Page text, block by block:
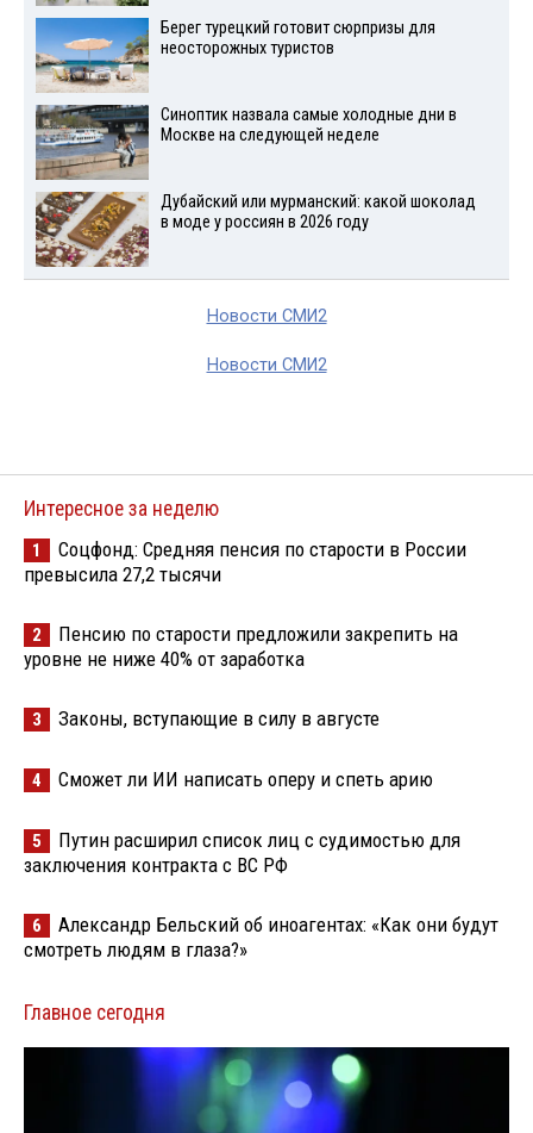
Берег турецкий готовит сюрпризы для
неосторожных туристов
Синоптик назвала самые холодные дни в
Москве на следующей неделе
Дубайский или мурманский: какой шоколад
в моде у россиян в 2026 году
Новости СМИ2
Новости СМИ2
Интересное за неделю
1
Соцфонд: Средняя пенсия по старости в России
превысила 27,2 тысячи
2
Пенсию по старости предложили закрепить на
уровне не ниже 40% от заработка
3 Законы, вступающие в силу в августе
4 Сможет ли ИИ написать оперу и спеть арию
5
Путин расширил список лиц с судимостью для
заключения контракта с ВС РФ
6
Александр Бельский об иноагентах: «Как они будут
смотреть людям в глаза?»
Главное сегодня